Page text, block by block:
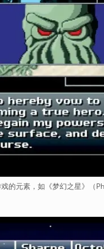
的元素，如《梦幻之星》（